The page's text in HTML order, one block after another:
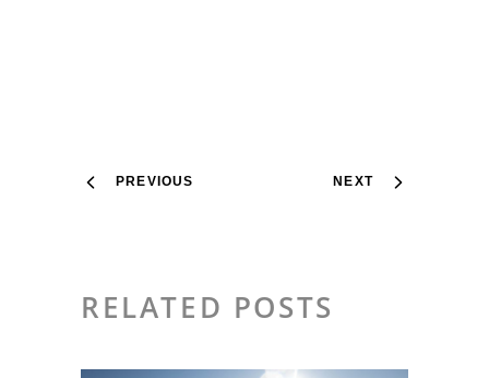
PREVIOUS NEXT
RELATED POSTS